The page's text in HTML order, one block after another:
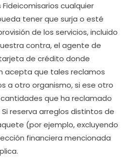
cualquier
tener que surja o esté
de los servicios, incluido
contra, el agente de
de crédito donde
acepta que tales reclamos
a otro organismo, si ese otro
que ha reclamado
reserva arreglos distintos de
(por ejemplo, excluyendo
financiera mencionada